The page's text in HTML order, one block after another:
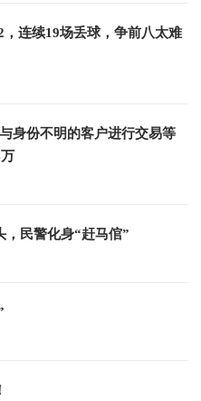
连续19场丢球，争前八太难
身份不明的客户进行交易等
，民警化身“赶马倌”